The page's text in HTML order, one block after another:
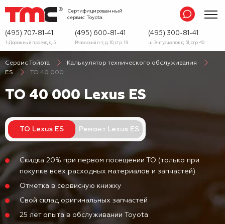
Сертифицированный
сервис Toyota
(495) 707-81-41
1-Дорожный проезд, д. 5
(495) 600-81-41
Рязанский п-т, д. 10, стр. 19
(495) 300-81-41
ш. Энтузиастов д. 31, стр. 40
Сервис Тойота
Калькулятор технического обслуживания
ES
ТО 40 000
ТО 40 000 Lexus ES
ТО Lexus ES Ремонт Lexus ES
Скидка 20% при первом посещении ТО (только при
покупке всех расходных материалов и запчастей)
Отметка в сервисную книжку
Свой склад оригинальных запчастей
25 лет опыта в обслуживании Toyota